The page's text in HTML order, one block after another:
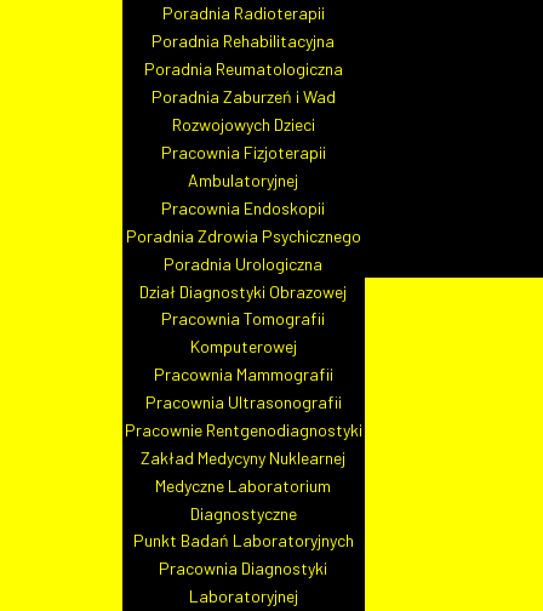
Poradnia Radioterapii
Poradnia Rehabilitacyjna
Poradnia Reumatologiczna
Poradnia Zaburzeń i Wad
Rozwojowych Dzieci
Pracownia Fizjoterapii
Ambulatoryjnej
Pracownia Endoskopii
Poradnia Zdrowia Psychicznego
Poradnia Urologiczna
Dział Diagnostyki Obrazowej
Pracownia Tomografii
Komputerowej
Pracownia Mammografii
Pracownia Ultrasonografii
Pracownie Rentgenodiagnostyki
Zakład Medycyny Nuklearnej
Medyczne Laboratorium
Diagnostyczne
Punkt Badań Laboratoryjnych
Pracownia Diagnostyki
Laboratoryjnej
Cyberbezpieczeństwo
Polityka prywatności (RODO)
Strategia Podatkowa
Standardy ochrony małoletnich
Regulamin nagrywania rozmów telefonicznych
Procedura zapobiegania korupcji oraz konfliktowi
Dla pacjenta
Informacje dla pacjenta
Cennik